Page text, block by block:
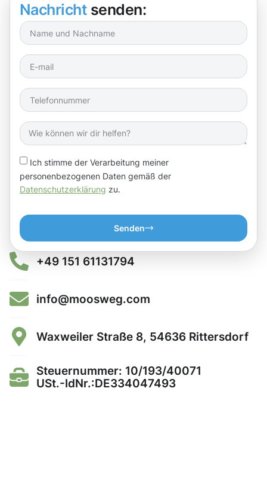
Nachricht senden:
Ich stimme der Verarbeitung meiner
personenbezogenen Daten gemäß der
Datenschutzerklärung zu.
Senden
+49 151 61131794
info@moosweg.com
Waxweiler Straße 8, 54636 Rittersdorf
Steuernummer: 10/193/40071
USt.-IdNr.:DE334047493